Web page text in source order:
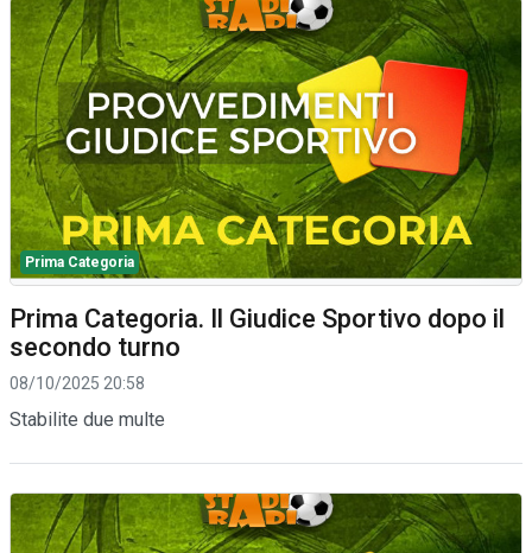
Prima Categoria
Prima Categoria. Il Giudice Sportivo dopo il
secondo turno
08/10/2025 20:58
Stabilite due multe